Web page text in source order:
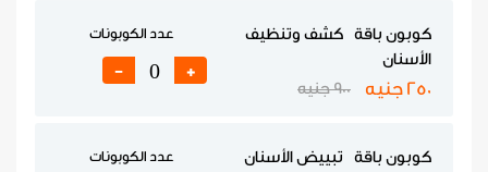
كوبون باقة كشف وتنظيف
الأسنان
250 جنيه 900 جنيه
عدد الكوبونات
+
-
كوبون باقة تبييض الأسنان
عدد الكوبونات